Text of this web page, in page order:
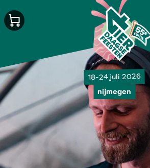
18-24 juli 2026
nijmegen